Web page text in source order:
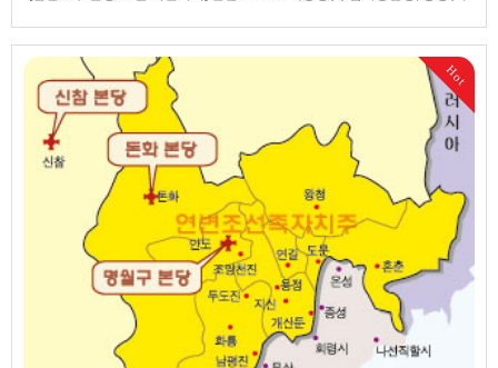
으로 37㎞를 더 가면 대흥구(大興溝, 따씽꺼우)진이 나온다. 그 대흥구진 북
합마당(北蛤 벌레충+莫塘, 베이하마탕)에 성당이 세워…
Hot